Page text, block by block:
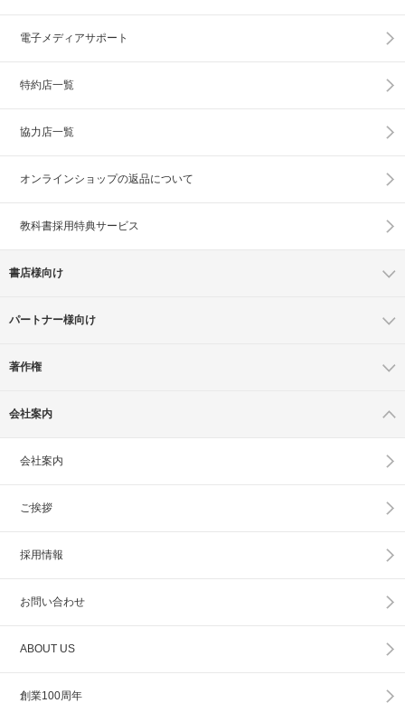
電子メディアサポート
特約店一覧
協力店一覧
オンラインショップの返品について
教科書採用特典サービス
書店様向け
パートナー様向け
著作権
会社案内
会社案内
ご挨拶
採用情報
お問い合わせ
ABOUT US
創業100周年